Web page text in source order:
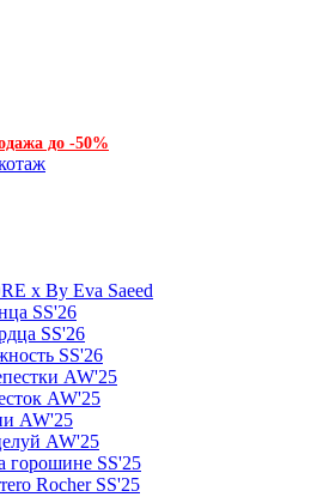
до -50%
х By Eva Saeed
SS'26
SS'26
SS'26
AW'25
AW'25
AW'25
AW'25
горошине SS'25
Rocher SS'25